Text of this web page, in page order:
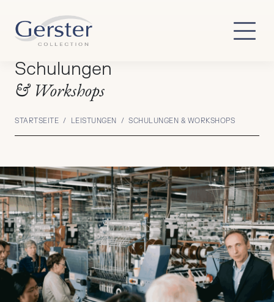
Zum Hauptinhalt springen
Schulungen
& Workshops
STARTSEITE / LEISTUNGEN / SCHULUNGEN & WORKSHOPS